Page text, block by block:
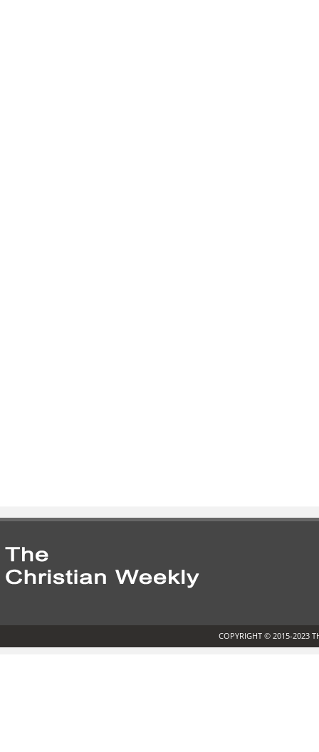
COPYRIGHT © 2015-2023